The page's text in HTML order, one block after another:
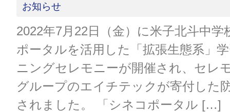
お知らせ
2022年7月22日（金）に米子北斗中学
ポータルを活用した「拡張生態系」
ニングセレモニーが開催され、セレ
グループのエイチテックが寄付した
されました。 「シネコポータル […]